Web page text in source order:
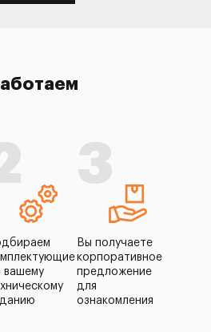
вашему
3
Вы получаете
корпоративное
предложение
для
ознакомления